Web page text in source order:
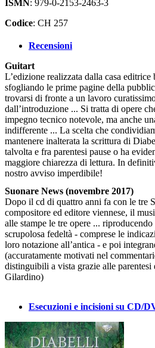
ISMN : 979-0-2153-2463-3
Codice: CH 257
Recensioni
Guitart
L’edizione realizzata dalla casa editrice
sfogliando le prime pagine della
trovarsi di fronte a un lavoro
dall’introduzione ... Si tratta di opere
impegno tecnico notevole, ma anche
indifferente ... La scelta che
mantenere inalterata la scrittura di
talvolta e fra parentesi pause o ha
maggiore chiarezza di lettura. In
nostro avviso imperdibile!
Suonare News (novembre 2017)
Dopo il cd di quattro anni fa con le tre
compositore ed editore viennese, il
alle stampe le tre opere ...
scrupolosa fedeltà - comprese le
loro notazione all’antica - e poi
(accuratamente motivati nel
distinguibili a vista grazie alle
Gilardino)
Esecuzioni e incisioni su CD/